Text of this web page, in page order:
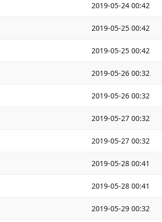
2019-05-24 00:42
2019-05-25 00:42
2019-05-25 00:42
2019-05-26 00:32
2019-05-26 00:32
2019-05-27 00:32
2019-05-27 00:32
2019-05-28 00:41
2019-05-28 00:41
2019-05-29 00:32